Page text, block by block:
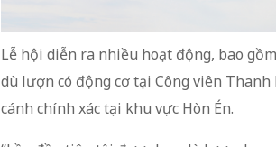
Lễ hội diễn ra nhiều hoạt động, bao
dù lượn có động cơ tại Công viên
cánh chính xác tại khu vực Hòn Én.